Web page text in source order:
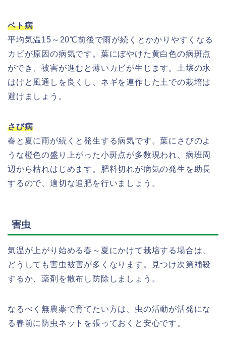
ベト病
平均気温15～20℃前後で雨が続くとかかりやすくなる
カビが原因の病気です。葉にぼやけた黄白色の病斑点
ができ、被害が進むと薄いカビが生じます。土壌の水
はけと風通しを良くし、ネギを連作した土での栽培は
避けましょう。
さび病
春と夏に雨が続くと発生する病気です。葉にさびのよ
うな橙色の盛り上がった小斑点が多数現われ、病班周
辺から枯れはじめます。肥料切れが病気の発生を助長
するので、適切な追肥を行いましょう。
害虫
気温が上がり始める春～夏にかけて栽培する場合は、
どうしても害虫被害が多くなります。見つけ次第補殺
するか、薬剤を散布し防除しましょう。
なるべく無農薬で育てたい方は、虫の活動が活発にな
る春前に防虫ネットを張っておくと安心です。